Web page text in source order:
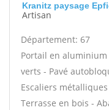
Kranitz paysage
Artisan
Département: 67
Portail en aluminium
verts - Pavé
Escaliers
Terrasse en bois -